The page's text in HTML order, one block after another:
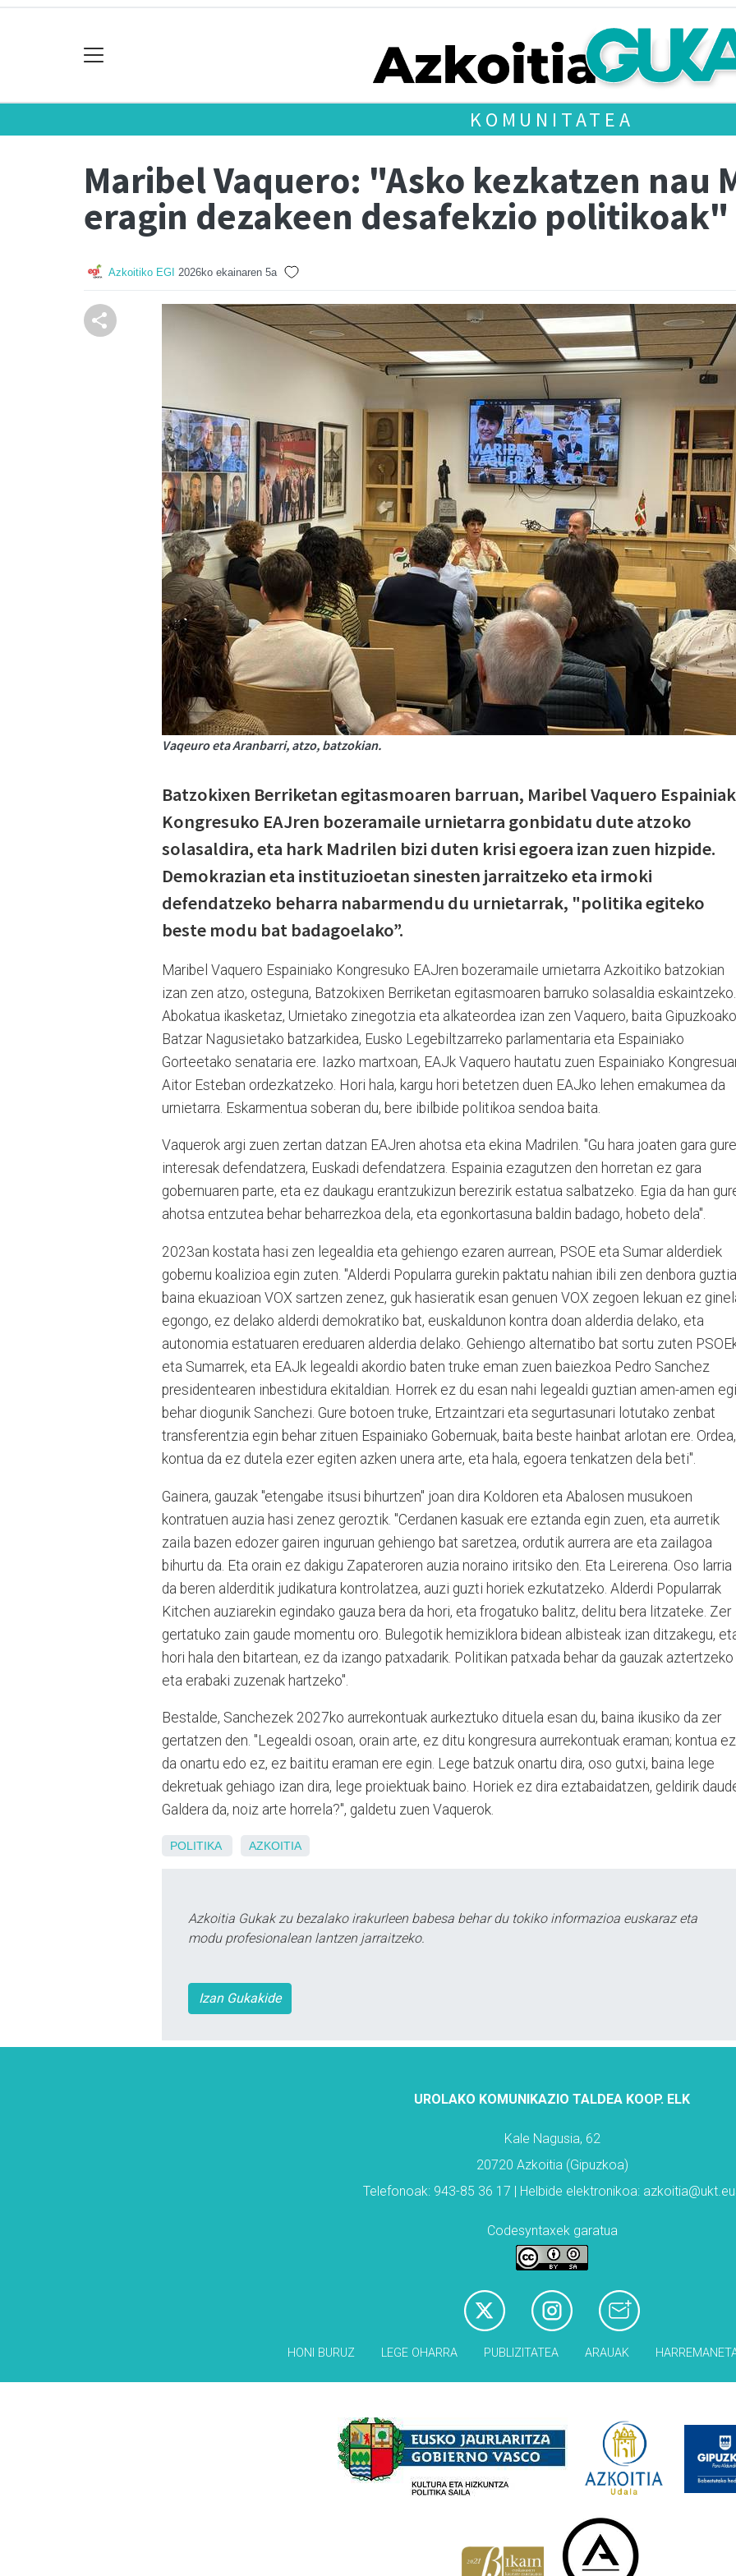
KOMUNITATEA
Maribel Vaquero: "Asko kezkatzen nau
eragin dezakeen desafekzio politikoak"
Azkoitiko EGI 2026ko ekainaren 5a
Vaqeuro eta Aranbarri, atzo, batzokian.
Batzokixen Berriketan egitasmoaren barruan, Maribel Vaquero
Kongresuko EAJren bozeramaile urnietarra gonbidatu dute atzoko
solasaldira, eta hark Madrilen bizi duten krisi egoera izan zuen hizpide.
Demokrazian eta instituzioetan sinesten jarraitzeko eta irmoki
defendatzeko beharra nabarmendu du urnietarrak, "politika egiteko
beste modu bat badagoelako”.
Maribel Vaquero Espainiako Kongresuko EAJren bozeramaile urnietarra Azkoitiko batzokian
izan zen atzo, osteguna, Batzokixen Berriketan egitasmoaren barruko solasaldia eskaintzeko.
Abokatua ikasketaz, Urnietako zinegotzia eta alkateordea izan zen Vaquero, baita Gipuzkoako
Batzar Nagusietako batzarkidea, Eusko Legebiltzarreko parlamentaria eta Espainiako
Gorteetako senataria ere. Iazko martxoan, EAJk Vaquero hautatu zuen Espainiako
Aitor Esteban ordezkatzeko. Hori hala, kargu hori betetzen duen EAJko lehen emakumea da
urnietarra. Eskarmentua soberan du, bere ibilbide politikoa sendoa baita.
Vaquerok argi zuen zertan datzan EAJren ahotsa eta ekina Madrilen. "Gu hara joaten gara gure
interesak defendatzera, Euskadi defendatzera. Espainia ezagutzen den horretan ez gara
gobernuaren parte, eta ez daukagu erantzukizun berezirik estatua salbatzeko. Egia da han
ahotsa entzutea behar beharrezkoa dela, eta egonkortasuna baldin badago, hobeto dela".
2023an kostata hasi zen legealdia eta gehiengo ezaren aurrean, PSOE eta Sumar alderdiek
gobernu koalizioa egin zuten. "Alderdi Popularra gurekin paktatu nahian ibili zen denbora
baina ekuazioan VOX sartzen zenez, guk hasieratik esan genuen VOX zegoen lekuan ez
egongo, ez delako alderdi demokratiko bat, euskaldunon kontra doan alderdia delako, eta
autonomia estatuaren ereduaren alderdia delako. Gehiengo alternatibo bat sortu zuten
eta Sumarrek, eta EAJk legealdi akordio baten truke eman zuen baiezkoa Pedro Sanchez
presidentearen inbestidura ekitaldian. Horrek ez du esan nahi legealdi guztian amen-amen
behar diogunik Sanchezi. Gure botoen truke, Ertzaintzari eta segurtasunari lotutako zenbat
transferentzia egin behar zituen Espainiako Gobernuak, baita beste hainbat arlotan ere. Ordea,
kontua da ez dutela ezer egiten azken unera arte, eta hala, egoera tenkatzen dela beti".
Gainera, gauzak "etengabe itsusi bihurtzen" joan dira Koldoren eta Abalosen musukoen
kontratuen auzia hasi zenez geroztik. "Cerdanen kasuak ere eztanda egin zuen, eta aurretik
zaila bazen edozer gairen inguruan gehiengo bat saretzea, ordutik aurrera are eta zailagoa
bihurtu da. Eta orain ez dakigu Zapateroren auzia noraino iritsiko den. Eta Leirerena. Oso larria
da beren alderditik judikatura kontrolatzea, auzi guzti horiek ezkutatzeko. Alderdi Popularrak
Kitchen auziarekin egindako gauza bera da hori, eta frogatuko balitz, delitu bera litzateke. Zer
gertatuko zain gaude momentu oro. Bulegotik hemiziklora bidean albisteak izan ditzakegu,
hori hala den bitartean, ez da izango patxadarik. Politikan patxada behar da gauzak aztertzeko
eta erabaki zuzenak hartzeko".
Bestalde, Sanchezek 2027ko aurrekontuak aurkeztuko dituela esan du, baina ikusiko da zer
gertatzen den. "Legealdi osoan, orain arte, ez ditu kongresura aurrekontuak eraman; kontua ez
da onartu edo ez, ez baititu eraman ere egin. Lege batzuk onartu dira, oso gutxi, baina lege
dekretuak gehiago izan dira, lege proiektuak baino. Horiek ez dira eztabaidatzen, geldirik
Galdera da, noiz arte horrela?", galdetu zuen Vaquerok.
POLITIKA AZKOITIA
Azkoitia Gukak zu bezalako irakurleen babesa behar du tokiko informazioa euskaraz eta
modu profesionalean lantzen jarraitzeko.
Izan Gukakide
UROLAKO KOMUNIKAZIO TALDEA KOOP. ELK
Kale Nagusia, 62
20720 Azkoitia (Gipuzkoa)
Telefonoak: 943-85 36 17 | Helbide elektronikoa:
Codesyntaxek garatua
HONI BURUZ LEGE OHARRA PUBLIZITATEA ARAUAK